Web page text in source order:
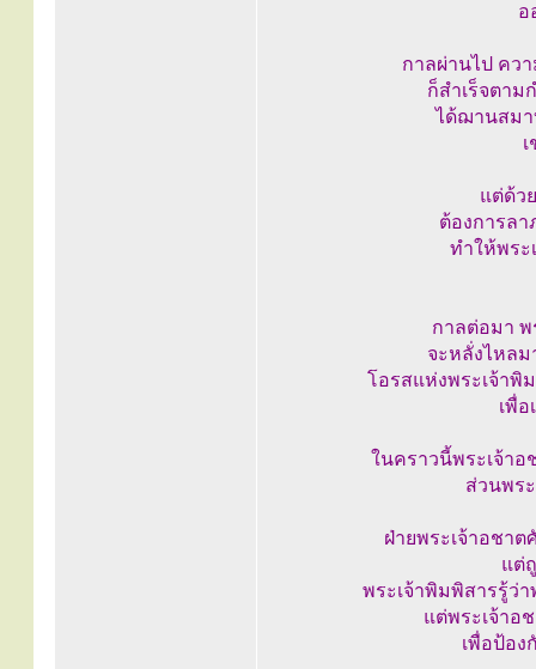
อ
กาลผ่านไป คว
ก็สำเร็จตาม
ได้ฌานสมา
แต่ด้ว
ต้องการลา
ทำให้พระ
กาลต่อมา พ
จะหลั่งไหลม
โอรสแห่งพระเจ้าพิ
เพื่
ในคราวนี้พระเจ้าอ
ส่วนพร
ฝ่ายพระเจ้าอชา
แต่
พระเจ้าพิมพิสารรู้ว่
แต่พระเจ้าอ
เพื่อป้อง